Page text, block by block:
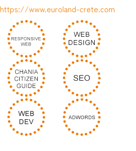
https://www.euroland-crete.com